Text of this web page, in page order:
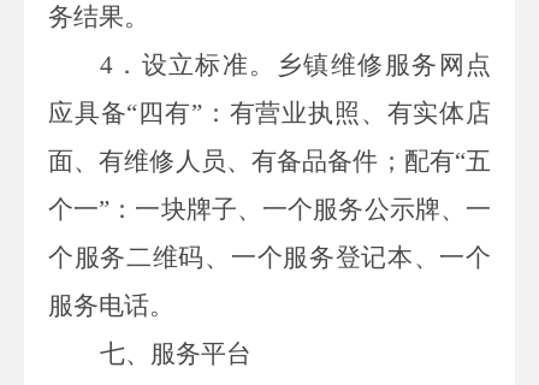
务结果。
4．设立标准。乡镇维修服务网点
应具备“四有”：有营业执照、有实体店
面、有维修人员、有备品备件；配有“五
个一”：一块牌子、一个服务公示牌、一
个服务二维码、一个服务登记本、一个
服务电话。
七、服务平台